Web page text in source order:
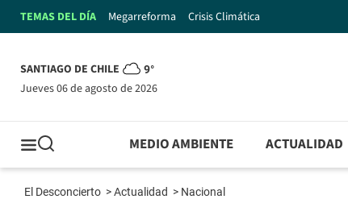
TEMAS DEL DÍA Megarreforma Crisis Climática
SANTIAGO DE CHILE 9°
jueves 06 de agosto de 2026
MEDIO AMBIENTE ACTUALIDAD
El Desconcierto >Actualidad > Nacional